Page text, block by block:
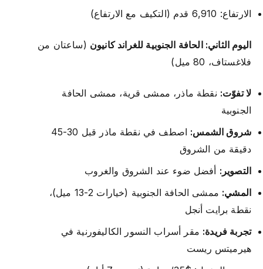
الارتفاع: 6,910 قدم (التكيف مع الارتفاع)
اليوم الثاني: الحافة الجنوبية للغراند كانيون (ساعتان من
فلاغستاف، 80 ميل)
لا تفوّت: نقطة ماذر، ممشى قرية، ممشى الحافة
الجنوبية
شروق الشمس:
اصطف في نقطة ماذر قبل 30-45
دقيقة من الشروق
التصوير: أفضل ضوء عند الشروق والغروب
المشي:
ممشى الحافة الجنوبية (خيارات 2-13 ميل)،
نقطة برايت أنجل
تجربة فريدة: مقر أسراب النسور الكاليفورنية في
هيرميتس ريست